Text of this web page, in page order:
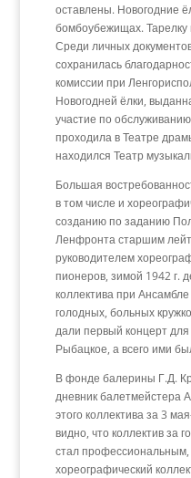
оставлены. Новогодние
бомбоубежищах. Тарелку
Среди личных
сохранилась
комиссии при
Новогодней ёлки,
участие по
проходила в Театре
находился Театр
Большая
в том числе и
созданию по заданию
Ленфронта старшим
руководителем
пионеров, зимой 1942 г.
коллектива при
голодных, больных
дали первый концерт
Рыбацкое, а всего ими
В фонде балерины Г.Д.
дневник балетмейстера
этого коллектива за 3
видно, что коллектив за
стал
хореографический